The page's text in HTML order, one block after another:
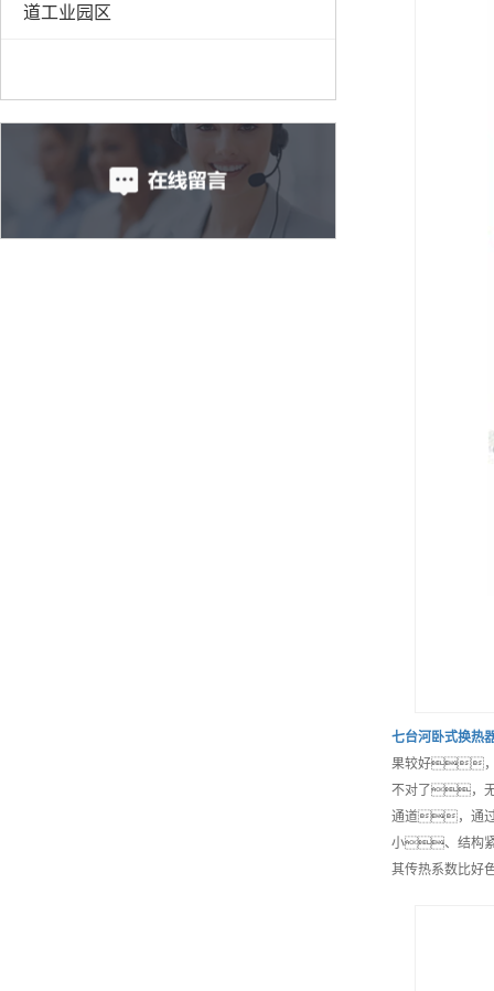
道工业园区
七台河 卧式换热
果较好，
不对了，
通道，通
小、结构
其传热系数比